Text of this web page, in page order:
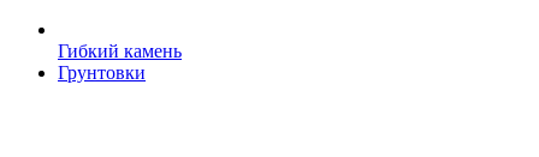
Гибкий камень
Грунтовки